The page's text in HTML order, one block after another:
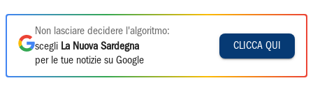
Non lasciare decidere l'algoritmo:
scegli La Nuova Sardegna
per le tue notizie su Google
CLICCA QUI